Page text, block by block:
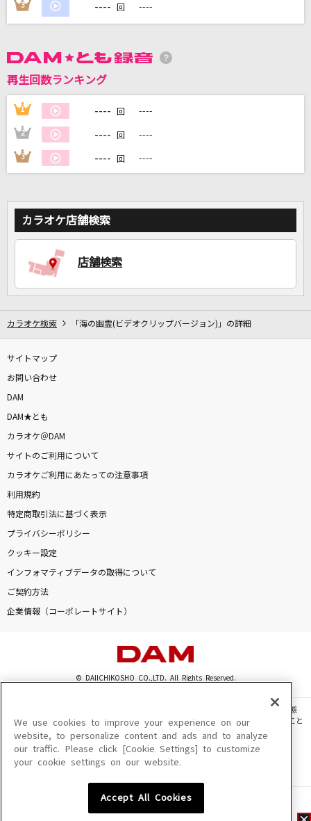
3 ---- 回 ----
再生回数ランキング
1 ---- 回 ----
2 ---- 回 ----
3 ---- 回 ----
カラオケ店舗検索
店舗検索
カラオケ検索 「海の幽霊(ビデオクリップバージョン)」の詳細
サイトマップ
お問い合わせ
DAM
DAM★とも
カラオケ＠DAM
サイトのご利用について
カラオケご利用にあたっての注意事項
利用規約
特定商取引法に基づく表示
プライバシーポリシー
クッキー設定
インフォマティブデータの取得について
ご契約方法
企業情報（コーポレートサイト）
© DAIICHIKOSHO CO.,LTD. All Rights Reserved.
このサイトに掲載されている一切の文章・画像・写真・動画・音声等を、手段や形態
を問わず、著作権法の定める範囲を超えて無断で複製、転載、ファイル化などすること
を禁じます。
楽曲及びコンテンツは、機種によりご利用いただけない場合があります。
楽曲及びコンテンツの配信日、配信内容が変更になる場合があります。
We use cookies to improve your experience on our
website, to personalize content and ads and to analyze
our traffic. Please click [Cookie Settings] to customize
your cookie settings on our website.
Accept All Cookies